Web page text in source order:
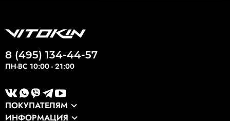
ПОКУПАТЕЛЯМ
ИНФОРМАЦИЯ
8 (495) 134-44-57
ПН-ВС 10:00 - 21:00